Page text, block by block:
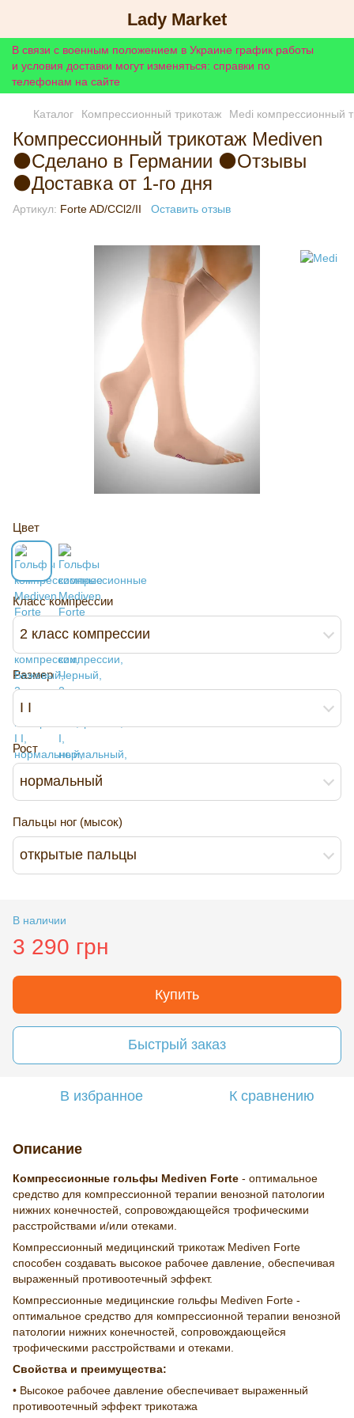
Lady Market
В связи с военным положением в Украине график работы
и условия доставки могут изменяться: справки по
телефонам на сайте
Каталог Компрессионный трикотаж Medi компрессионный
Компрессионный трикотаж Mediven
⚫Сделано в Германии ⚫Отзывы
⚫Доставка от 1-го дня
Артикул: Forte AD/CCl2/II Оставить отзыв
Цвет
Класс компрессии
2 класс компрессии
Размер
I I
Рост
нормальный
Пальцы ног (мысок)
открытые пальцы
В наличии
3 290 грн
Купить
Быстрый заказ
В избранное К сравнению
Описание
Компрессионные гольфы Mediven Forte - оптимальное
средство для компрессионной терапии венозной патологии
нижних конечностей, сопровождающейся трофическими
расстройствами и/или отеками.
Компрессионный медицинский трикотаж Mediven Forte
способен создавать высокое рабочее давление, обеспечивая
выраженный противоотечный эффект.
Компрессионные медицинские гольфы Mediven Forte -
оптимальное средство для компрессионной терапии венозной
патологии нижних конечностей, сопровождающейся
трофическими расстройствами и отеками.
Свойства и преимущества:
• Высокое рабочее давление обеспечивает выраженный
противоотечный эффект трикотажа